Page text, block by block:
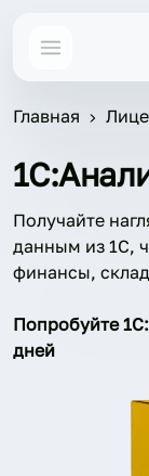
Главная
Получайте
данным из 1С,
финансы,
Попробуйте
дней